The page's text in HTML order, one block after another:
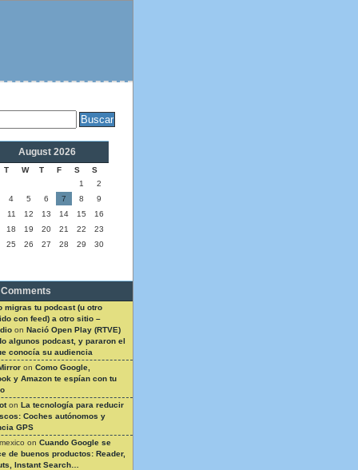
August 2026
T W T F S
S
1
2
4
5 6 7 8
9
11
12 13 14 15
16
18
19 20 21 22
23
25
26 27 28 29 30
migras tu podcast (u otro
con feed) a otro sitio –
on Nació Open Play (RTVE)
algunos podcast, y pararon el
conocía su audiencia
on Como Google,
y Amazon te espían con tu
on La tecnología para reducir
Coches autónomos y
GPS
on Cuando Google se
de buenos productos: Reader,
Instant Search…